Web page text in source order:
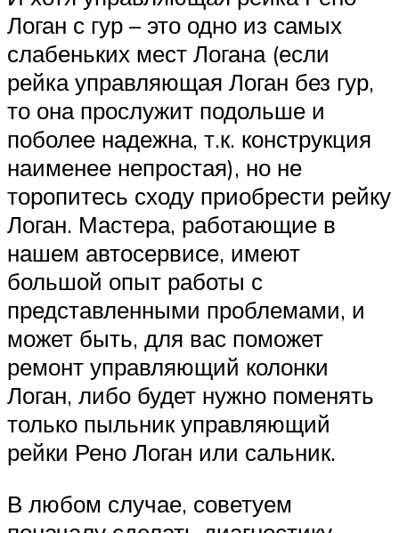
Логан с гур – это одно из самых
слабеньких мест Логана (если
рейка управляющая Логан без гур,
то она прослужит подольше и
поболее надежна, т.к. конструкция
наименее непростая), но не
торопитесь сходу приобрести рейку
Логан. Мастера, работающие в
нашем автосервисе, имеют
большой опыт работы с
представленными проблемами, и
может быть, для вас поможет
ремонт управляющий колонки
Логан, либо будет нужно поменять
только пыльник управляющий
рейки Рено Логан или сальник.
В любом случае, советуем